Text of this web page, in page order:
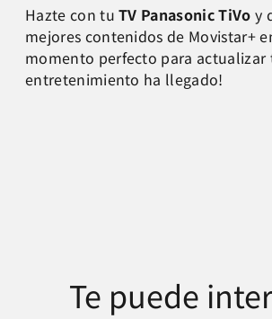
Hazte con tuTV Panasonic TiVo y
mejores contenidos de Movistar+
momento perfecto para actualizar
entretenimiento ha llegado!
Te puede